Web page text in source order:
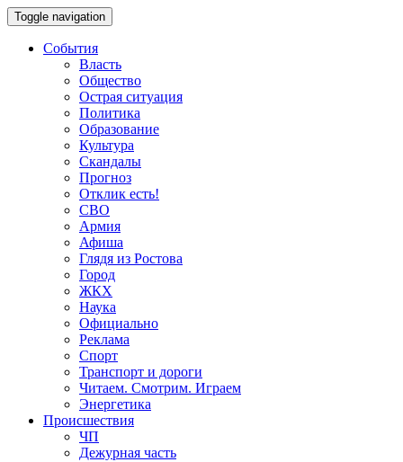
Toggle navigation
События
Власть
Общество
Острая ситуация
Политика
Образование
Культура
Скандалы
Прогноз
Отклик есть!
СВО
Армия
Афиша
Глядя из Ростова
Город
ЖКХ
Наука
Официально
Реклама
Спорт
Транспорт и дороги
Читаем. Смотрим. Играем
Энергетика
Происшествия
ЧП
Дежурная часть